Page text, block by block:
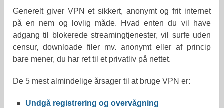
Generelt giver VPN et sikkert, anonymt og frit internet
på en nem og lovlig måde. Hvad enten du vil have
adgang til blokerede streamingtjenester, vil surfe uden
censur, downloade filer mv. anonymt eller af princip
bare mener, du har ret til et privatliv på nettet.
De 5 mest almindelige årsager til at bruge VPN er:
Undgå registrering og overvågning